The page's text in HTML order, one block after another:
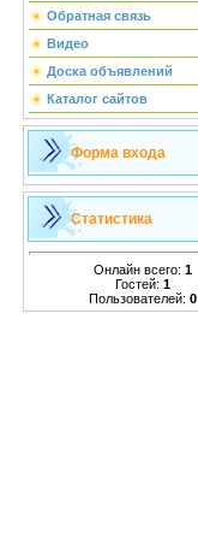
Обратная связь
Видео
Доска объявлений
Каталог сайтов
Форма входа
Статистика
Онлайн всего: 1
Гостей: 1
Пользователей: 0